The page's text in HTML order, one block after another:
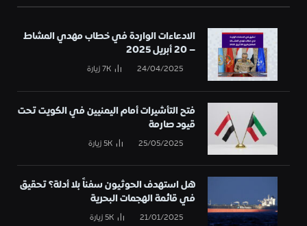
الادعاءات الواردة في خطاب مهدي المشاط
– 20 أبريل 2025
24/04/2025
7Kزيارة
فتح التأشيرات أمام اليمنيين في الكويت تحت
قيود صارمة
25/05/2025
5Kزيارة
هل استهدف الحوثيون سفناً بلا أدلة؟ تحقيق
في قائمة الهجمات البحرية
21/01/2025
5Kزيارة